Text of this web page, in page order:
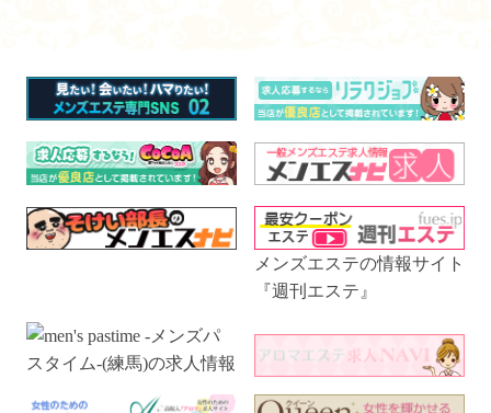
メンズエステの情報サイト
『週刊エステ』